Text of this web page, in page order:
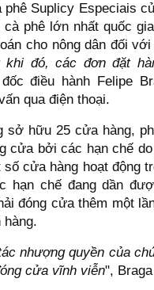
phê Suplicy Especiais
cà phê lớn nhất quốc
cho nông dân đối
khi đó, các đơn đặt
điều hành Felipe
qua điện thoại.
sở hữu 25 cửa hàng,
cửa bởi các hạn chế
số cửa hàng hoạt động
hạn chế đang dần
đóng cửa thêm một
nhượng quyền của
cửa vĩnh viễn",